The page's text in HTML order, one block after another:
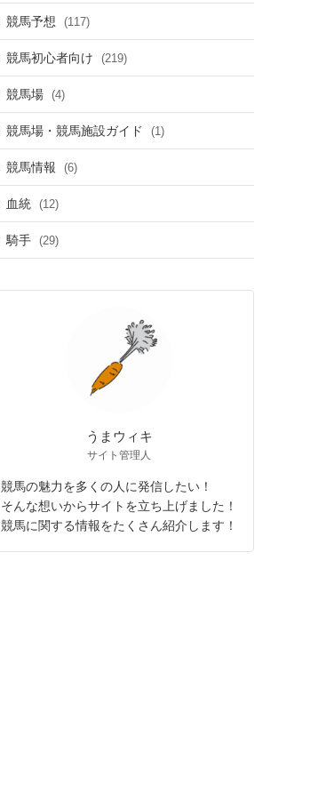
競馬予想 (117)
競馬初心者向け (219)
競馬場 (4)
競馬場・競馬施設ガイド (1)
競馬情報 (6)
血統 (12)
騎手 (29)
うまウィキ
サイト管理人
競馬の魅力を多くの人に発信したい！
そんな想いからサイトを立ち上げました！
競馬に関する情報をたくさん紹介します！